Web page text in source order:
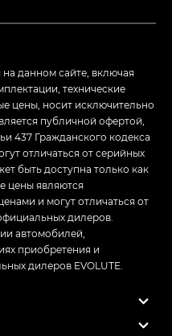
данном сайте, включая
технические
цены, носит исключительно
публичной офертой,
437 Гражданского кодекса
отличаться от серийных
быть доступна только как
цены являются
и могут отличаться от
дилеров.
автомобилей,
приобретения и
дилеров EVOLUTE.